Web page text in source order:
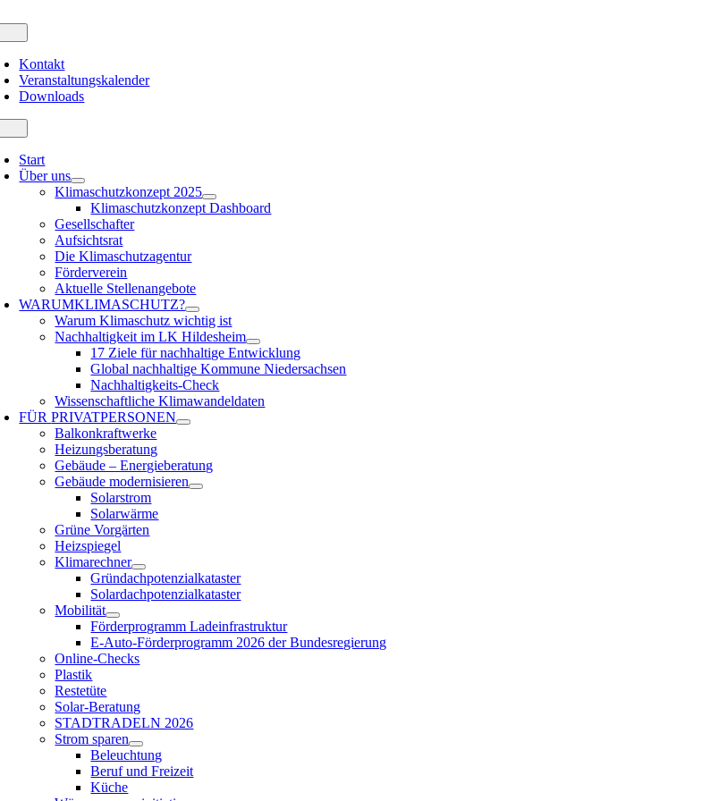
Inhalt
springen
Kontakt
Veranstaltungskalender
Downloads
Start
Über uns
Klimaschutzkonzept 2025
Klimaschutzkonzept Dashboard
Gesellschafter
Aufsichtsrat
Die Klimaschutzagentur
Förderverein
Aktuelle Stellenangebote
WARUMKLIMASCHUTZ?
Warum Klimaschutz wichtig ist
Nachhaltigkeit im LK Hildesheim
17 Ziele für nachhaltige Entwicklung
Global nachhaltige Kommune Niedersachsen
Nachhaltigkeits-Check
Wissenschaftliche Klimawandeldaten
FÜRPRIVATPERSONEN
Balkonkraftwerke
Heizungsberatung
Gebäude – Energieberatung
Gebäude modernisieren
Solarstrom
Solarwärme
Grüne Vorgärten
Heizspiegel
Klimarechner
Gründachpotenzialkataster
Solardachpotenzialkataster
Mobilität
Förderprogramm Ladeinfrastruktur
E-Auto-Förderprogramm 2026 der Bundesregierung
Online-Checks
Plastik
Restetüte
Solar-Beratung
STADTRADELN 2026
Strom sparen
Beleuchtung
Beruf und Freizeit
Küche